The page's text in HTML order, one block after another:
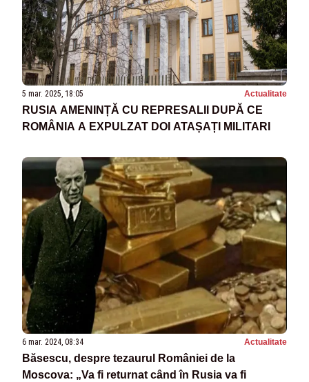
5 mar. 2025, 18:05 Actualitate
RUSIA AMENINȚĂ CU REPRESALII DUPĂ CE
ROMÂNIA A EXPULZAT DOI ATAȘAȚI MILITARI
6 mar. 2024, 08:34 Actualitate
Băsescu, despre tezaurul României de la
Moscova: „Va fi returnat când în Rusia va fi